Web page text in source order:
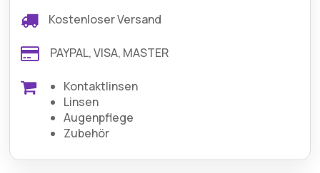
Kostenloser Versand
PAYPAL, VISA, MASTER
Kontaktlinsen
Linsen
Augenpflege
Zubehör